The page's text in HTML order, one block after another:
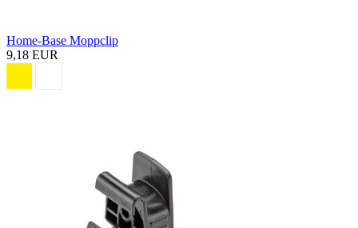
Home-Base Moppclip
9,18 EUR